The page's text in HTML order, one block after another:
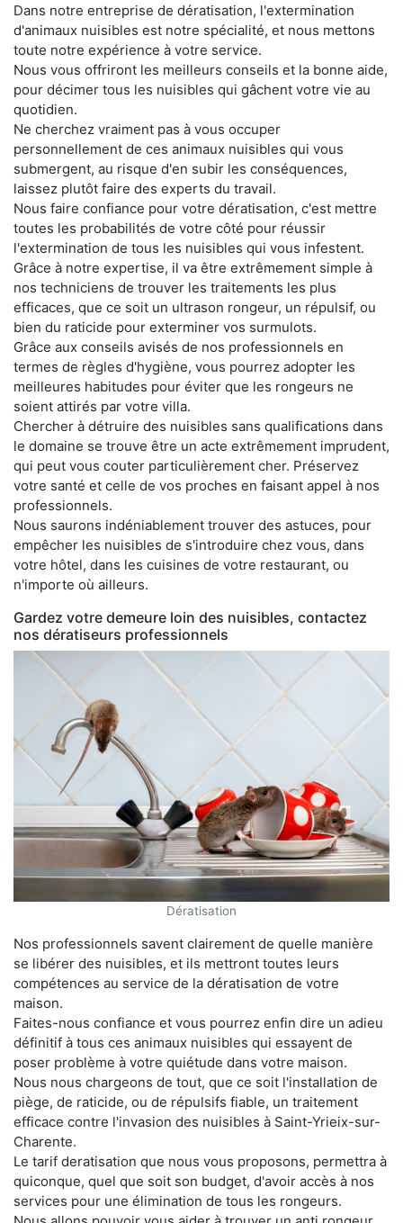
Dans notre entreprise de dératisation, l'extermination
d'animaux nuisibles est notre spécialité, et nous mettons
toute notre expérience à votre service.
Nous vous offriront les meilleurs conseils et la bonne aide,
pour décimer tous les nuisibles qui gâchent votre vie au
quotidien.
Ne cherchez vraiment pas à vous occuper
personnellement de ces animaux nuisibles qui vous
submergent, au risque d'en subir les conséquences,
laissez plutôt faire des experts du travail.
Nous faire confiance pour votre dératisation, c'est mettre
toutes les probabilités de votre côté pour réussir
l'extermination de tous les nuisibles qui vous infestent.
Grâce à notre expertise, il va être extrêmement simple à
nos techniciens de trouver les traitements les plus
efficaces, que ce soit un ultrason rongeur, un répulsif, ou
bien du raticide pour exterminer vos surmulots.
Grâce aux conseils avisés de nos professionnels en
termes de règles d'hygiène, vous pourrez adopter les
meilleures habitudes pour éviter que les rongeurs ne
soient attirés par votre villa.
Chercher à détruire des nuisibles sans qualifications dans
le domaine se trouve être un acte extrêmement imprudent,
qui peut vous couter particulièrement cher. Préservez
votre santé et celle de vos proches en faisant appel à nos
professionnels.
Nous saurons indéniablement trouver des astuces, pour
empêcher les nuisibles de s'introduire chez vous, dans
votre hôtel, dans les cuisines de votre restaurant, ou
n'importe où ailleurs.
Gardez votre demeure loin des nuisibles, contactez
nos dératiseurs professionnels
Dératisation
Nos professionnels savent clairement de quelle manière
se libérer des nuisibles, et ils mettront toutes leurs
compétences au service de la dératisation de votre
maison.
Faites-nous confiance et vous pourrez enfin dire un adieu
définitif à tous ces animaux nuisibles qui essayent de
poser problème à votre quiétude dans votre maison.
Nous nous chargeons de tout, que ce soit l'installation de
piège, de raticide, ou de répulsifs fiable, un traitement
efficace contre l'invasion des nuisibles à Saint-Yrieix-sur-
Charente.
Le tarif deratisation que nous vous proposons, permettra à
quiconque, quel que soit son budget, d'avoir accès à nos
services pour une élimination de tous les rongeurs.